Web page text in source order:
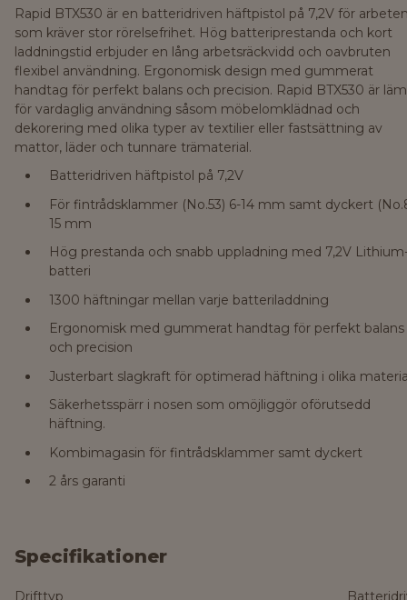
Rapid BTX530 är en batteridriven häftpistol på 7,2V för
som kräver stor rörelsefrihet. Hög batteriprestanda och kort
laddningstid erbjuder en lång arbetsräckvidd och oavbruten
flexibel användning. Ergonomisk design med gummerat
handtag för perfekt balans och precision. Rapid BTX530 är
för vardaglig användning såsom möbelomklädnad och
dekorering med olika typer av textilier eller fastsättning av
mattor, läder och tunnare trämaterial.
Batteridriven häftpistol på 7,2V
För fintrådsklammer (No.53) 6-14 mm samt dyckert
15 mm
Hög prestanda och snabb uppladning med 7,2V
batteri
1300 häftningar mellan varje batteriladdning
Ergonomisk med gummerat handtag för perfekt balans
och precision
Justerbart slagkraft för optimerad häftning i olika
Säkerhetsspärr i nosen som omöjliggör oförutsedd
häftning.
Kombimagasin för fintrådsklammer samt dyckert
2 års garanti
Specifikationer
Drifttyp